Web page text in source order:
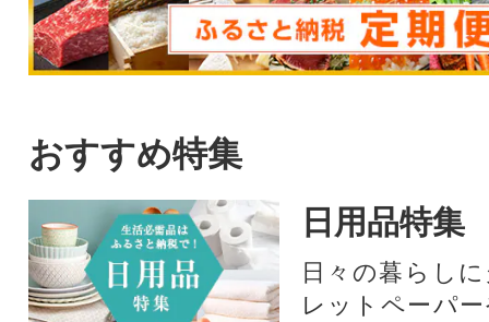
おすすめ特集
日用品特集
日々の暮らし
レットペーパ